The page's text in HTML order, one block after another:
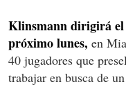
Klinsmann dirigirá
próximo lunes, en
40 jugadores que
trabajar en busca de